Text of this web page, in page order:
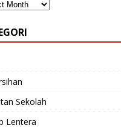
Sekolah
Lentera